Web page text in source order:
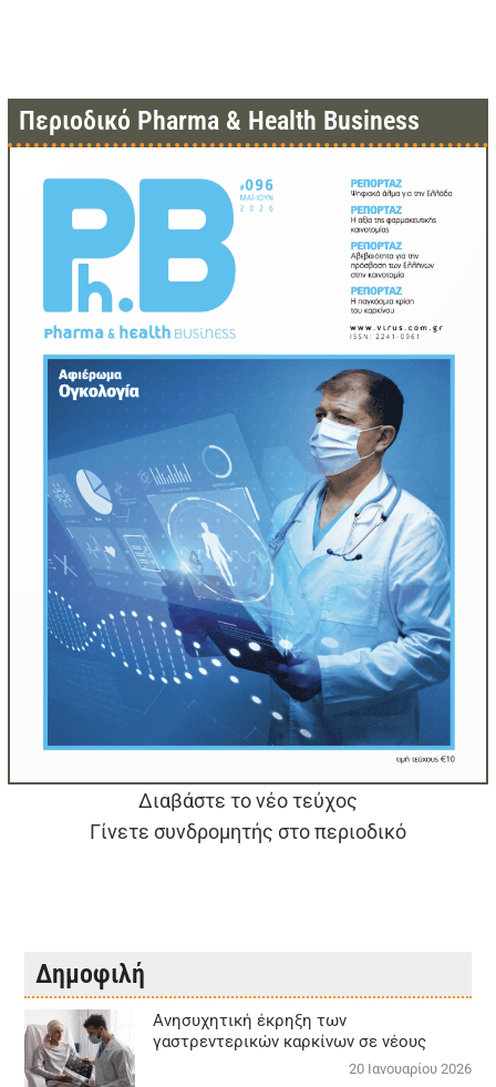
Περιοδικό Pharma & Health Business
Διαβάστε το νέο τεύχος
Γίνετε συνδρομητής στο περιοδικό
Δημοφιλή
Aνησυχητική έκρηξη των
γαστρεντερικών καρκίνων σε νέους
20 Ιανουαρίου 2026